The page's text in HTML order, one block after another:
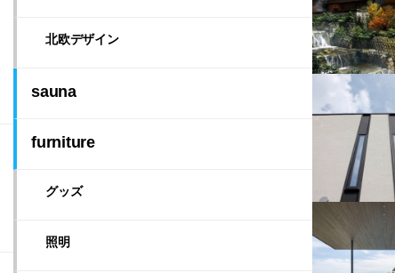
北欧デザイン
sauna
furniture
グッズ
照明